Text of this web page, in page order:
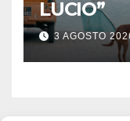
LUCIO”
3 AGOSTO